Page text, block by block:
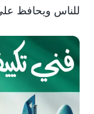
للناس ويحافظ